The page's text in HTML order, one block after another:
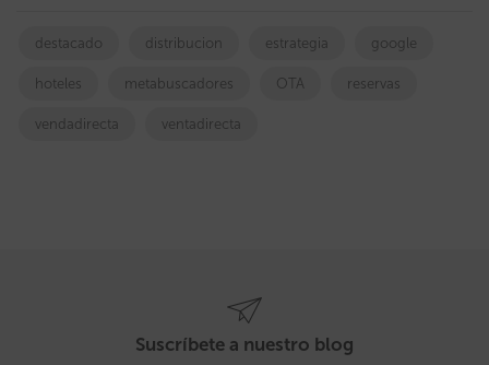
destacado distribucion estrategia google
hoteles metabuscadores OTA reservas
vendadirecta ventadirecta
Suscríbete a nuestro blog